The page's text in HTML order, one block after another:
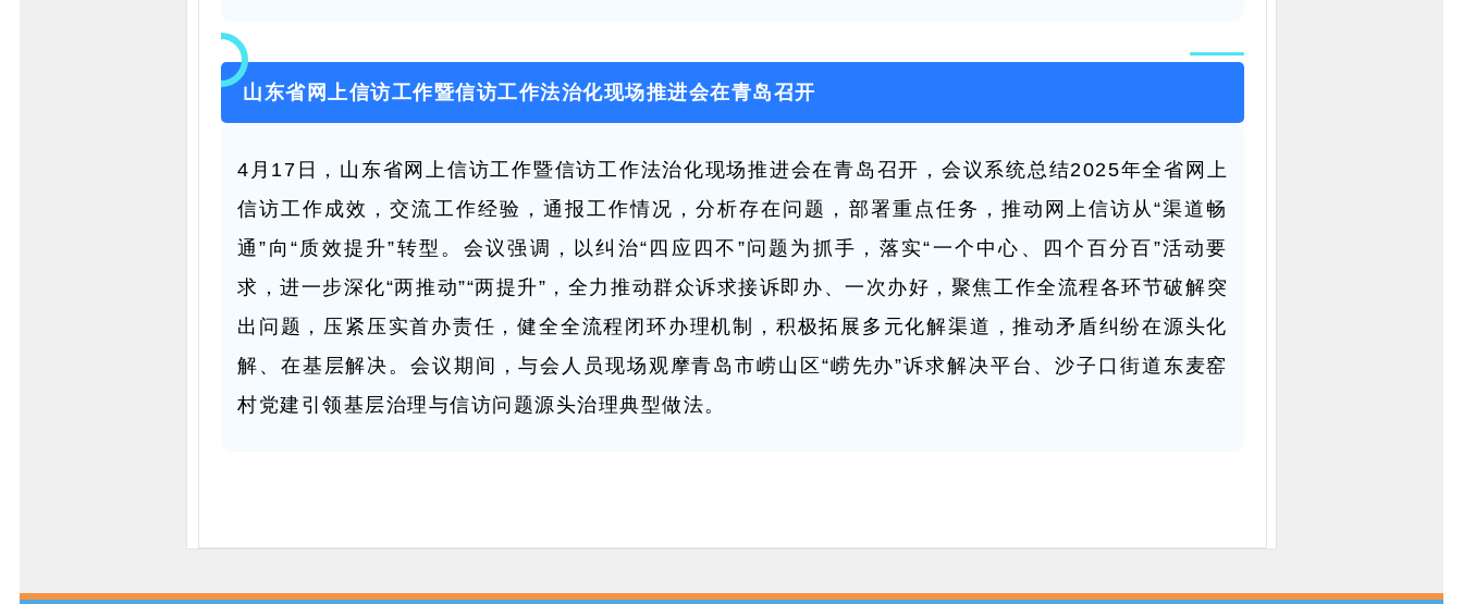
山东省网上信访工作暨信访工作法治化现场推进会在青岛召开
4月17日，山东省网上信访工作暨信访工作法治化现场推进会在青岛召开，会议系统总结2025年全省网上
信访工作成效，交流工作经验，通报工作情况，分析存在问题，部署重点任务，推动网上信访从“渠道畅
通”向“质效提升”转型。会议强调，以纠治“四应四不”问题为抓手，落实“一个中心、四个百分百”活动要
求，进一步深化“两推动”“两提升”，全力推动群众诉求接诉即办、一次办好，聚焦工作全流程各环节破解突
出问题，压紧压实首办责任，健全全流程闭环办理机制，积极拓展多元化解渠道，推动矛盾纠纷在源头化
解、在基层解决。会议期间，与会人员现场观摩青岛市崂山区“崂先办”诉求解决平台、沙子口街道东麦窑
村党建引领基层治理与信访问题源头治理典型做法。